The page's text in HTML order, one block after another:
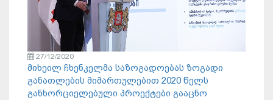
27/12/2020
მიხეილ ჩხენკელმა საზოგადოებას ზოგადი
განათლების მიმართულებით 2020 წელს
განხორციელებული პროექტები გააცნო